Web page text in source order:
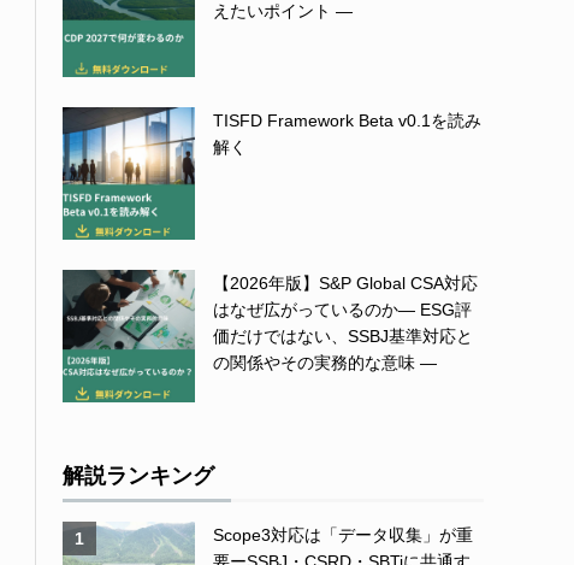
えたいポイント ―
TISFD Framework Beta v0.1を読み
解く
【2026年版】S&P Global CSA対応
はなぜ広がっているのか― ESG評
価だけではない、SSBJ基準対応と
の関係やその実務的な意味 ―
解説ランキング
1
Scope3対応は「データ収集」が重